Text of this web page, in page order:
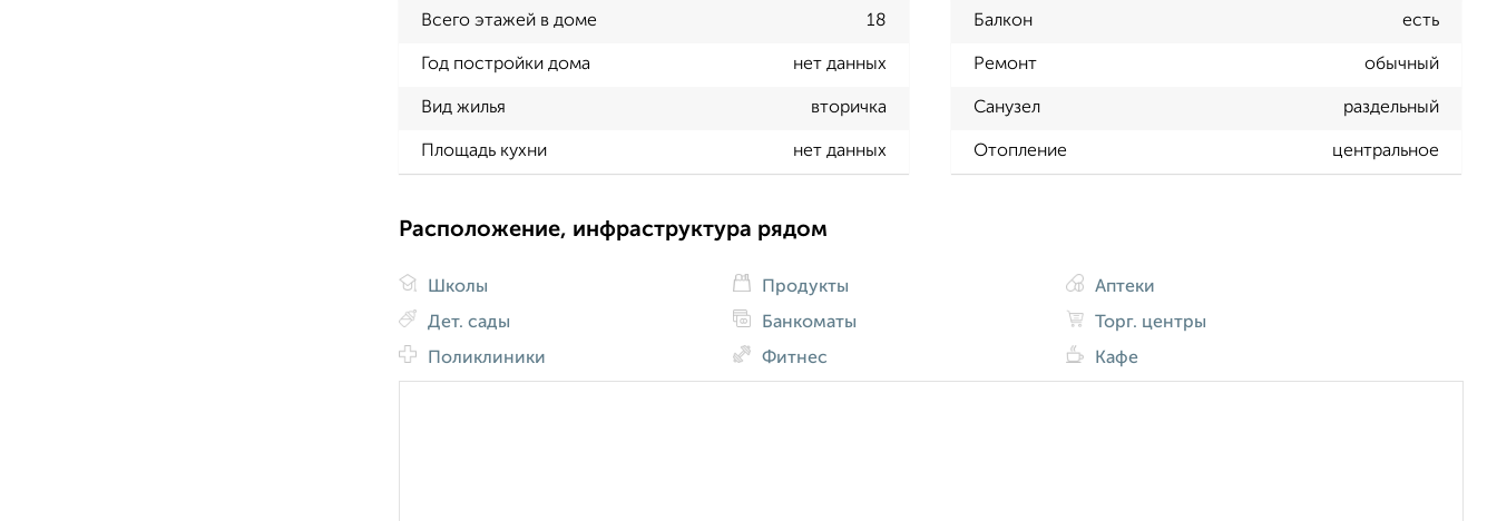
Всего этажей в доме 18 Балкон есть
Год постройки дома нет данных Ремонт обычный
Вид жилья вторичка Санузел раздельный
Площадь кухни нет данных Отопление центральное
Расположение, инфраструктура рядом
Школы
Дет. сады
Поликлиники
Продукты
Банкоматы
Фитнес
Аптеки
Торг. центры
Кафе